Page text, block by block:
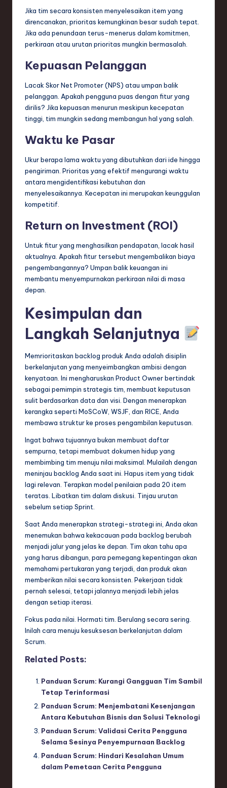
Jika tim secara konsisten menyelesaikan item yang
direncanakan, prioritas kemungkinan besar sudah tepat.
Jika ada penundaan terus-menerus dalam komitmen,
perkiraan atau urutan prioritas mungkin bermasalah.
Kepuasan Pelanggan
Lacak Skor Net Promoter (NPS) atau umpan balik
pelanggan. Apakah pengguna puas dengan fitur yang
dirilis? Jika kepuasan menurun meskipun kecepatan
tinggi, tim mungkin sedang membangun hal yang salah.
Waktu ke Pasar
Ukur berapa lama waktu yang dibutuhkan dari ide hingga
pengiriman. Prioritas yang efektif mengurangi waktu
antara mengidentifikasi kebutuhan dan
menyelesaikannya. Kecepatan ini merupakan keunggulan
kompetitif.
Return on Investment (ROI)
Untuk fitur yang menghasilkan pendapatan, lacak hasil
aktualnya. Apakah fitur tersebut mengembalikan biaya
pengembangannya? Umpan balik keuangan ini
membantu menyempurnakan perkiraan nilai di masa
depan.
Kesimpulan dan
Langkah Selanjutnya
Memrioritaskan backlog produk Anda adalah disiplin
berkelanjutan yang menyeimbangkan ambisi dengan
kenyataan. Ini mengharuskan Product Owner bertindak
sebagai pemimpin strategis tim, membuat keputusan
sulit berdasarkan data dan visi. Dengan menerapkan
kerangka seperti MoSCoW, WSJF, dan RICE, Anda
membawa struktur ke proses pengambilan keputusan.
Ingat bahwa tujuannya bukan membuat daftar
sempurna, tetapi membuat dokumen hidup yang
membimbing tim menuju nilai maksimal. Mulailah dengan
meninjau backlog Anda saat ini. Hapus item yang tidak
lagi relevan. Terapkan model penilaian pada 20 item
teratas. Libatkan tim dalam diskusi. Tinjau urutan
sebelum setiap Sprint.
Saat Anda menerapkan strategi-strategi ini, Anda akan
menemukan bahwa kekacauan pada backlog berubah
menjadi jalur yang jelas ke depan. Tim akan tahu apa
yang harus dibangun, para pemegang kepentingan akan
memahami pertukaran yang terjadi, dan produk akan
memberikan nilai secara konsisten. Pekerjaan tidak
pernah selesai, tetapi jalannya menjadi lebih jelas
dengan setiap iterasi.
Fokus pada nilai. Hormati tim. Berulang secara sering.
Inilah cara menuju kesuksesan berkelanjutan dalam
Scrum.
Related Posts:
Panduan Scrum: Kurangi Gangguan Tim Sambil
Tetap Terinformasi
Panduan Scrum: Menjembatani Kesenjangan
Antara Kebutuhan Bisnis dan Solusi Teknologi
Panduan Scrum: Validasi Cerita Pengguna
Selama Sesinya Penyempurnaan Backlog
Panduan Scrum: Hindari Kesalahan Umum
dalam Pemetaan Cerita Pengguna